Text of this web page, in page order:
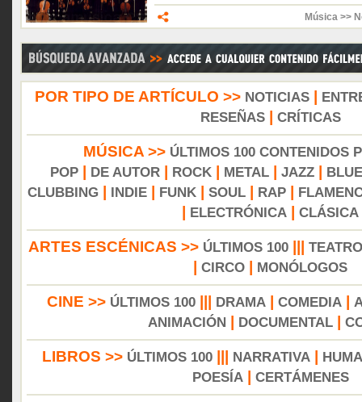
Música >>
POR TIPO DE ARTÍCULO >> NOTICIAS|
RESEÑAS| CRÍTICAS
MÚSICA >> ÚLTIMOS 100 CONTENIDOS
POP
DE AUTOR ROCK METAL JAZZ
CLUBBING
INDIE FUNK SOUL RAP
ELECTRÓNICA CLÁSICA
ARTES ESCÉNICAS >> ÚLTIMOS 100||| TEATRO
CIRCO MONÓLOGOS
CINE >> ÚLTIMOS 100 DRAMA COMEDIA
ANIMACIÓN
DOCUMENTAL|
LIBROS >> ÚLTIMOS 100 NARRATIVA
POESÍA| CERTÁMENES